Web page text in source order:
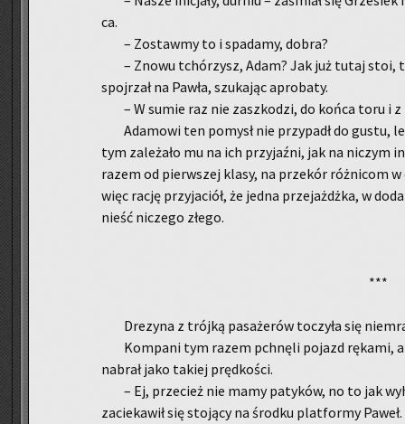
ca.
– Zo­staw­my to i spa­da­my, dobra?
– Znowu tchó­rzysz, Adam? Jak już tutaj stoi,
spoj­rzał na Pawła, szu­ka­jąc apro­ba­ty.
– W sumie raz nie za­szko­dzi, do końca toru
Ada­mo­wi ten po­mysł nie przy­padł do gustu,
tym za­le­ża­ło mu na ich przy­jaź­ni, jak na ni­czym
razem od pierw­szej klasy, na prze­kór róż­ni­com
więc rację przy­ja­ciół, że jedna prze­jażdż­ka, w
nieść ni­cze­go złego.
***
Dre­zy­na z trój­ką pa­sa­że­rów to­czy­ła się
Kom­pa­ni tym razem ­pchnę­li po­jazd rę­ka­mi,
na­brał jako ta­kiej pręd­ko­ści.
– Ej, prze­cież nie mamy pa­ty­ków, no to jak
za­cie­ka­wił się sto­ją­cy na środ­ku plat­for­my Paweł.